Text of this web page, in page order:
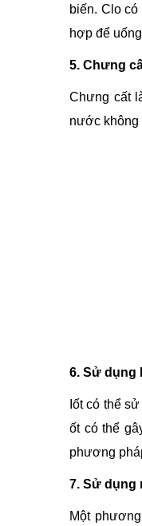
biến. Clo
hợp để
5. Chưng
Chưng cất
nước không
6. Sử dụng
Iốt có thể
ốt có thể
phương
7. Sử dụng
Một